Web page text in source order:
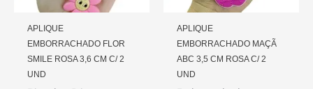
APLIQUE
EMBORRACHADO FLOR
SMILE ROSA 3,6 CM C/ 2
UND
APLIQUE
EMBORRACHADO MAÇÃ
ABC 3,5 CM ROSA C/ 2
UND